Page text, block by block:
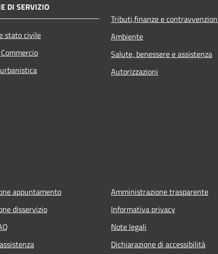
DI SERVIZIO
stato civile
Tributi,finanze e
Ambiente
Salute, benessere e assistenza
Autorizzazioni
appuntamento
disservizio
Amministrazione trasparente
Informativa privacy
Note legali
Dichiarazione di accessibilità